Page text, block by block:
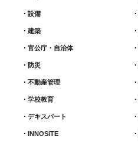
設備
建築
官公庁・自治体
防災
不動産管理
学校教育
デキスパート
INNOSiTE